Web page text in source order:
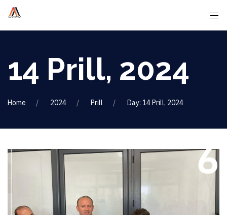
14 Prill, 2024
Home 2024 Prill Day: 14 Prill, 2024